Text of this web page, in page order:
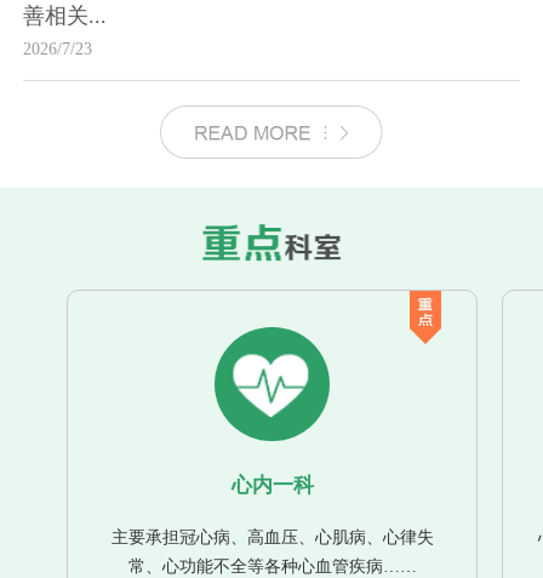
善相关...
2026/7/23
心内一科
主要承担冠心病、高血压、心肌病、心律失
常、心功能不全等各种心血管疾病……